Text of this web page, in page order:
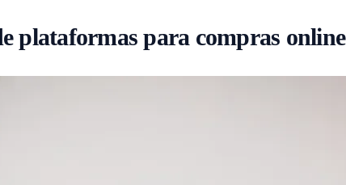
plataformas para compras online